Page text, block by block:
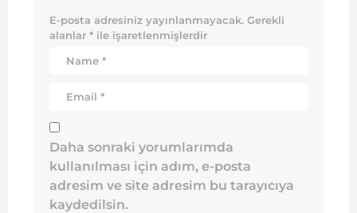
E-posta adresiniz yayınlanmayacak. Gerekli
alanlar * ile işaretlenmişlerdir
Daha sonraki yorumlarımda
kullanılması için adım, e-posta
adresim ve site adresim bu tarayıcıya
kaydedilsin.